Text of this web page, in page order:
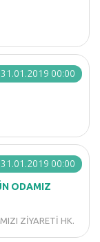
31.01.2019 00:00
31.01.2019 00:00
ODAMIZ
ZİYARETİ HK.